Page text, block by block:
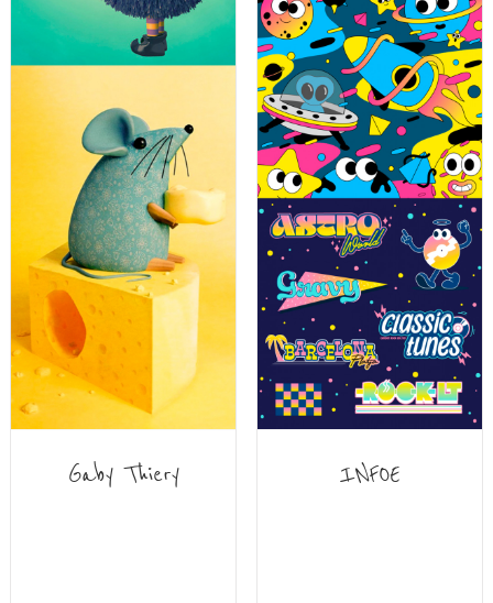
Gaby Thiery INFOE